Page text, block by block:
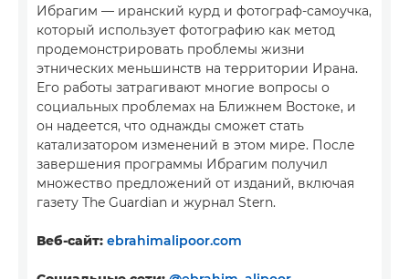
Ибрагим — иранский курд и фотограф-самоучка,
который использует фотографию как метод
продемонстрировать проблемы жизни
этнических меньшинств на территории Ирана.
Его работы затрагивают многие вопросы о
социальных проблемах на Ближнем Востоке, и
он надеется, что однажды сможет стать
катализатором изменений в этом мире. После
завершения программы Ибрагим получил
множество предложений от изданий, включая
газету The Guardian и журнал Stern.
Веб-сайт: ebrahimalipoor.com